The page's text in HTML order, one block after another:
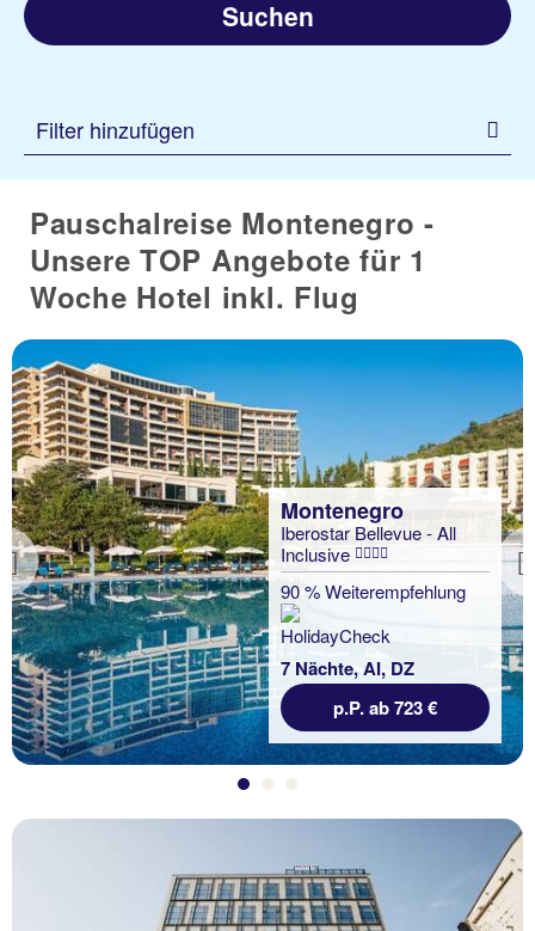
Suchen
Filter hinzufügen
Pauschalreise Montenegro -
Unsere TOP Angebote für 1
Woche Hotel inkl. Flug
Previous
Montenegro
Iberostar Bellevue - All
Inclusive
90 % Weiterempfehlung
7 Nächte, AI, DZ
p.P. ab 723 €